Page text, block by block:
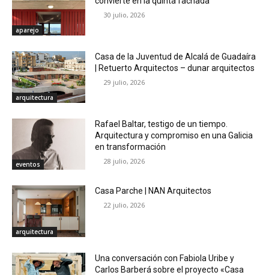
aparejo
30 julio, 2026
arquitectura
Casa de la Juventud de Alcalá de Guadaíra
| Retuerto Arquitectos – dunar arquitectos
29 julio, 2026
eventos
Rafael Baltar, testigo de un tiempo.
Arquitectura y compromiso en una Galicia
en transformación
28 julio, 2026
arquitectura
Casa Parche | NAN Arquitectos
22 julio, 2026
Una conversación con Fabiola Uribe y
Carlos Barberá sobre el proyecto «Casa